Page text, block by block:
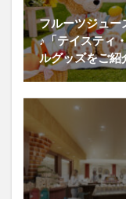
フルーツジュー
♪「テイスティ
ルグッズをご紹